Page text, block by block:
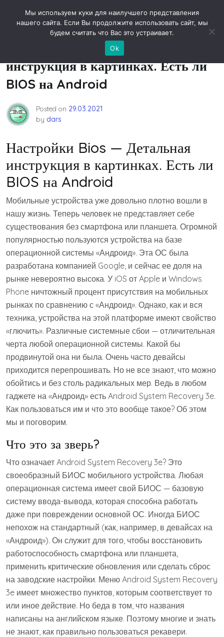
Новости технологий
Настройки Bios — Детальная
инструкция в картинках. Есть ли
BIOS на Android
Posted on 29.03.2021
by dars
Настройки Bios — Детальная
инструкция в картинках. Есть ли
BIOS на Android
Мобильные устройства уже довольно плотно вошли в
нашу жизнь. Теперь человек не представляет себе
существования без смартфона или планшета. Огромной
популярностью пользуются устройства на базе
операционной системы «Андроид». Эта ОС была
разработана компанией Google, и сейчас ее доля на
рынке невероятно высока. У iOS от Apple и Windows
Phone ничтожный процент присутствия на мобильных
рынках по сравнению с «Андроид». Однако, как и вся
техника, устройства на этой платформе имеют свойство
«глючить». Различные системные сбои — отличительная
черта любой операционной системы. Какой бы
продвинутой она ни была. Очень часто девайсы
приходится перепрошивать. Но не все знают, что можно
обойтись и без столь радикальных мер. Ведь в любом
гаджете на «Андроид» есть Android System Recovery 3e.
Как пользоваться им и что это вообще такое? Об этом
мы и поговорим.
Что это за зверь?
Что означает Android System Recovery 3e? Это
своеобразный БИОС мобильного устройства. Любая
операционная система имеет свой БИОС — базовую
систему ввода-вывода, которая способна работать
даже при повреждении основной ОС. Иногда БИОС
непохож на стандартный (как, например, в девайсах на
«Андроид»). Он служит для того, чтобы восстановить
работоспособность смартфона или планшета,
применить критические обновления или сделать сброс
на заводские настройки. Меню Android System Recovery
3e имеет множество пунктов, которым соответствует то
или иное действие. Но беда в том, что названия
написаны на английском языке. Поэтому многие и знать
не знают, как правильно пользоваться рекавери.
Мы используем куки для наилучшего представления
нашего сайта. Если Вы продолжите использовать сайт, мы
будем считать что Вас это устраивает.
Ok